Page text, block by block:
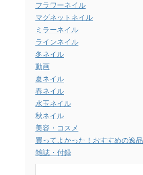
フラワーネイル
マグネットネイル
ミラーネイル
ラインネイル
冬ネイル
動画
夏ネイル
春ネイル
水玉ネイル
秋ネイル
美容・コスメ
買ってよかった！おすすめの逸品
雑誌・付録